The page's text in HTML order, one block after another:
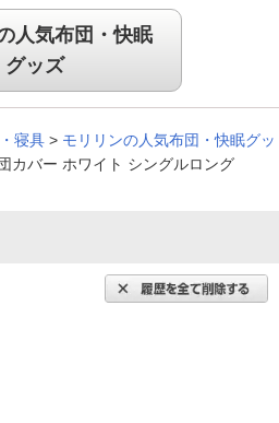
人気布団・快眠
グッズ
寝具 > モリリンの人気布団・快眠グッ
カバー ホワイト シングルロング